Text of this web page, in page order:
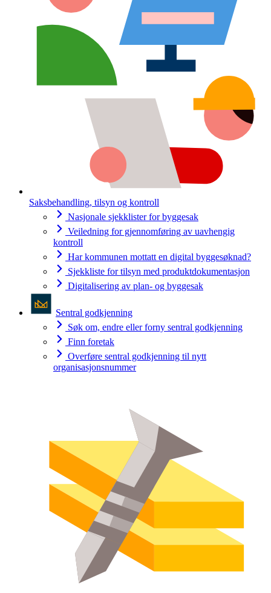
Saksbehandling, tilsyn og kontroll
Nasjonale sjekklister for byggesak
Veiledning for gjennomføring av uavhengig
kontroll
Har kommunen mottatt en digital byggesøknad?
Sjekkliste for tilsyn med produktdokumentasjon
Digitalisering av plan- og byggesak
Sentral godkjenning
Søk om, endre eller forny sentral godkjenning
Finn foretak
Overføre sentral godkjenning til nytt
organisasjonsnummer